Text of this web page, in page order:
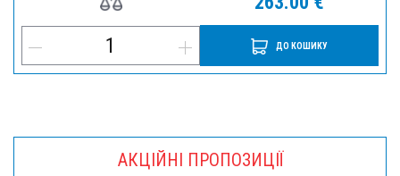
ДО КОШИКУ
АКЦІЙНІ ПРОПОЗИЦІЇ